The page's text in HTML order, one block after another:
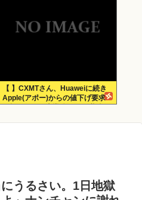
【 】CXMTさん、Huaweiに続き
Apple(アポー)からの値下げ要求
うるさい。1日地獄